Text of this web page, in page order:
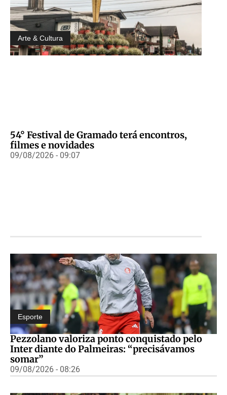
Arte & Cultura
54° Festival de Gramado terá encontros,
filmes e novidades
09/08/2026 - 09:07
Esporte
Pezzolano valoriza ponto conquistado pelo
Inter diante do Palmeiras: “precisávamos
somar”
09/08/2026 - 08:26